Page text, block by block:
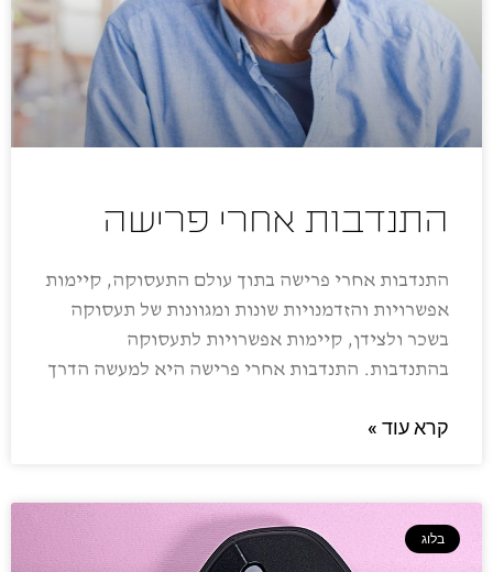
התנדבות אחרי פרישה
התנדבות אחרי פרישה בתוך עולם התעסוקה, קיימות
אפשרויות והזדמנויות שונות ומגוונות של תעסוקה
בשכר ולצידן, קיימות אפשרויות לתעסוקה
בהתנדבות. התנדבות אחרי פרישה היא למעשה הדרך
קרא עוד »
בלוג